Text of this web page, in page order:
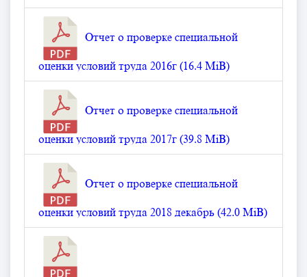
Отчет о проверке специальной
оценки условий труда 2016г (16.4 MiB)
Отчет о проверке специальной
оценки условий труда 2017г (39.8 MiB)
Отчет о проверке специальной
оценки условий труда 2018 декабрь (42.0 MiB)